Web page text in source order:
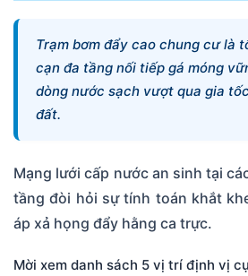
Trạm bơm đẩy cao chung cư là
cạn đa tầng nối tiếp gá móng
dòng nước sạch vượt qua gia
đất.
Mạng lưới cấp nước an sinh tại
tầng đòi hỏi sự tính toán khắt
áp xả họng đẩy hằng ca trực.
Mời xem danh sách 5 vị trí định vị